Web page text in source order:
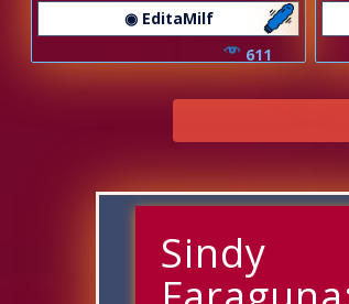
◉ EditaMilf
611
Sindy